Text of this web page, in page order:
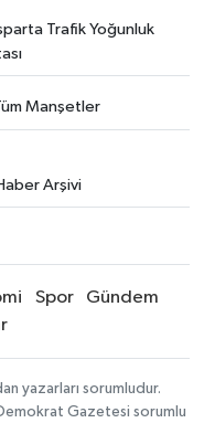
Trafik Yoğunluk
Manşetler
Arşivi
Spor
Gündem
yazarları sorumludur.
Gazetesi sorumlu